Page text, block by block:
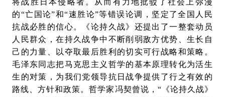
将战胜日本侵略者。从而有力地批驳了社会上弥漫
的“亡国论”和“速胜论”等错误论调，坚定了全国人民
抗战必胜的信心。《论持久战》还提出了一整套动员
人民群众，在持久战争中不断削弱敌方优势、生长自
己的力量、以夺取最后胜利的切实可行战略和策略。
毛泽东同志把马克思主义哲学的基本原理转化为活生
生的对策，为我们党领导抗日战争提供了行之有效的
路线、方针和政策。哲学家冯契曾说，“《论持久战》